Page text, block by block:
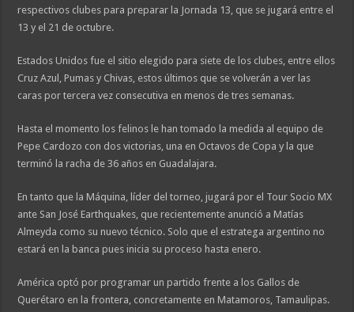
respectivos clubes para preparar la Jornada 13, que se jugará entre el
13 y el 21 de octubre.
Estados Unidos fue el sitio elegido para siete de los clubes, entre ellos
Cruz Azul, Pumas y Chivas, estos últimos que se volverán a ver las
caras por tercera vez consecutiva en menos de tres semanas.
Hasta el momento los felinos le han tomado la medida al equipo de
Pepe Cardozo con dos victorias, una en Octavos de Copa y la que
terminó la racha de 36 años en Guadalajara.
En tanto que la Máquina, líder del torneo, jugará por el Tour Socio MX
ante San José Earthquakes, que recientemente anunció a Matías
Almeyda como su nuevo técnico. Solo que el estratega argentino no
estará en la banca pues inicia su proceso hasta enero.
América optó por programar un partido frente a los Gallos de
Querétaro en la frontera, concretamente en Matamoros, Tamaulipas.